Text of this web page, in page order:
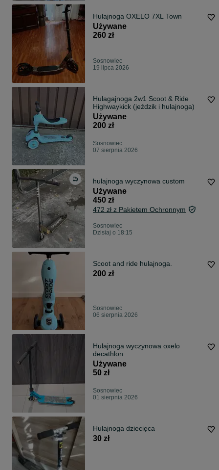
Hulajnoga OXELO 7XL Town
Używane
260 zł
Sosnowiec
19 lipca 2026
Hulagajnoga 2w1 Scoot & Ride
Highwaykick (jeździk i hulajnoga)
Używane
200 zł
Sosnowiec
07 sierpnia 2026
hulajnoga wyczynowa custom
Używane
450 zł
472 zł z Pakietem Ochronnym
Sosnowiec
Dzisiaj o 18:15
Scoot and ride hulajnoga.
200 zł
Sosnowiec
06 sierpnia 2026
Hulajnoga wyczynowa oxelo
decathlon
Używane
50 zł
Sosnowiec
01 sierpnia 2026
Hulajnoga dziecięca
30 zł